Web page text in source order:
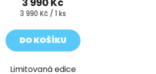
Měrná
3 990 Kč / 1 ks
DO KOŠÍKU
Limitovaná edice